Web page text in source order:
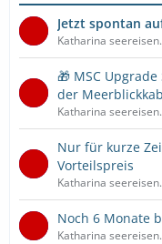
Jetzt spontan
Katharina
🎁 MSC
der
Katharina
Nur für kurze
Vorteilspreis
Katharina
Noch 6 Monate
Katharina